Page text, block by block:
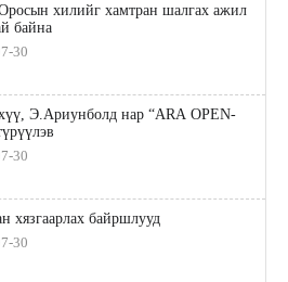
хилийг хамтран шалгах ажил
байна
30
Э.Ариунболд нар “ARA OPEN-
30
хязгаарлах байршлууд
30